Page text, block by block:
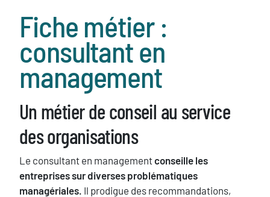
Fiche métier :
consultant en
management
Un métier de conseil au service
des organisations
Le consultant en managementconseille les
entreprises sur diverses problématiques
managériales. Il prodigue des recommandations,